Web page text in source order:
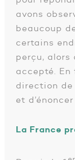
avons
beaucoup
certains
perçu, alors
accepté.
direction de
et
La France